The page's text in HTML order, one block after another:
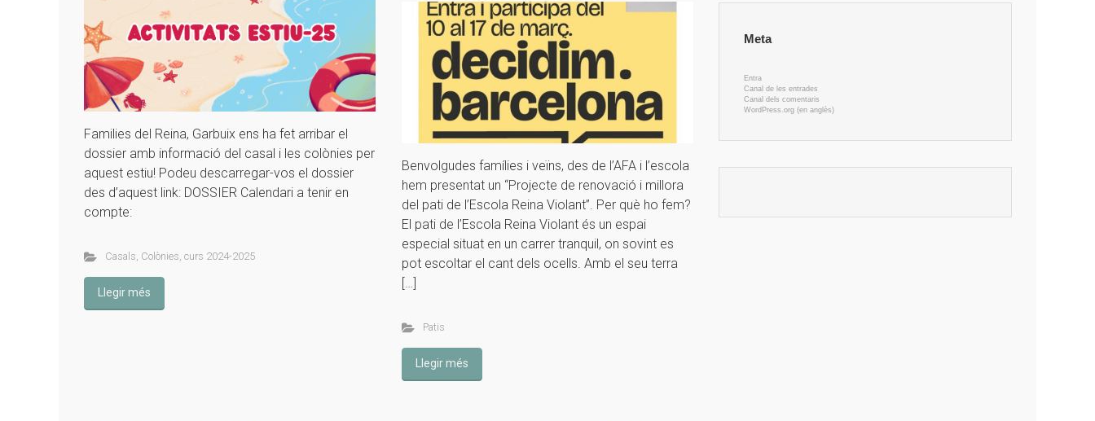
Families del Reina, Garbuix ens ha fet arribar el
dossier amb informació del casal i les colònies per
aquest estiu! Podeu descarregar-vos el dossier
des d’aquest link: DOSSIER Calendari a tenir en
compte:
Casals, Colònies, curs 2024-2025
Llegir més
Benvolgudes famílies i veïns, des de l’AFA i l’escola
hem presentat un “Projecte de renovació i millora
del pati de l’Escola Reina Violant”. Per què ho fem?
El pati de l’Escola Reina Violant és un espai
especial situat en un carrer tranquil, on sovint es
pot escoltar el cant dels ocells. Amb el seu terra
[…]
Patis
Llegir més
Meta
Entra
Canal de les entrades
Canal dels comentaris
WordPress.org (en anglès)